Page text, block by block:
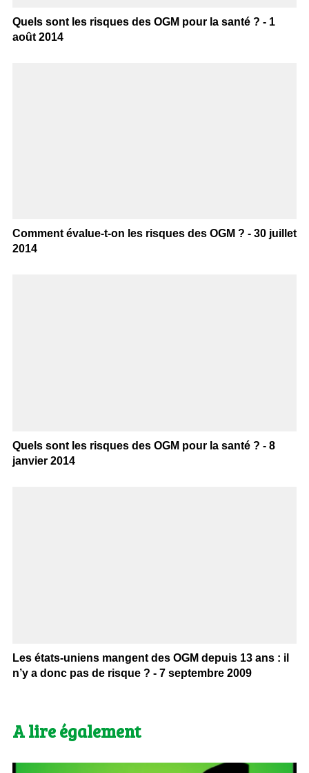
Quels sont les risques des OGM pour la santé ? - 1
août 2014
Comment évalue-t-on les risques des OGM ? - 30 juillet
2014
Quels sont les risques des OGM pour la santé ? - 8
janvier 2014
Les états-uniens mangent des OGM depuis 13 ans : il
n’y a donc pas de risque ? - 7 septembre 2009
A lire également